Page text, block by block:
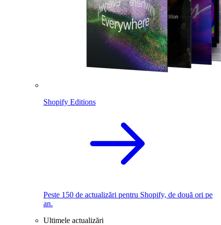
Shopify Editions
Peste 150 de actualizări pentru Shopify, de două ori pe
an.
Ultimele actualizări